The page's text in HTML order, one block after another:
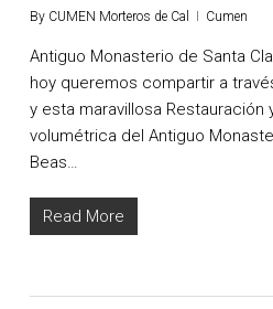
By CUMEN Morteros de Cal Cumen
Antiguo Monasterio de Santa
hoy queremos compartir a
y esta maravillosa Restauración
volumétrica del Antiguo
Beas…
Read More